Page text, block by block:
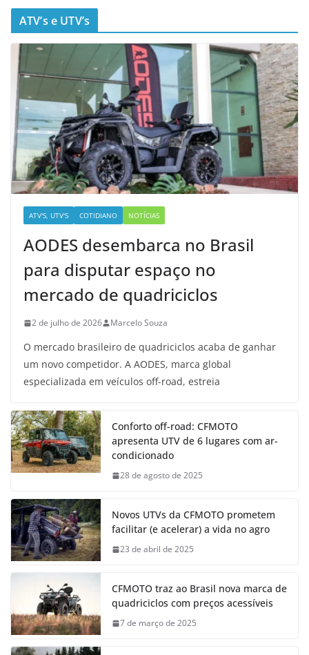
ATV’s e UTV’s
ATV'S, UTV'S COTIDIANO NOTÍCIAS
AODES desembarca no Brasil
para disputar espaço no
mercado de quadriciclos
2 de julho de 2026 Marcelo Souza
O mercado brasileiro de quadriciclos acaba de ganhar
um novo competidor. A AODES, marca global
especializada em veículos off-road, estreia
Conforto off-road: CFMOTO
apresenta UTV de 6 lugares com ar-
condicionado
28 de agosto de 2025
Novos UTVs da CFMOTO prometem
facilitar (e acelerar) a vida no agro
23 de abril de 2025
CFMOTO traz ao Brasil nova marca de
quadriciclos com preços acessíveis
7 de março de 2025